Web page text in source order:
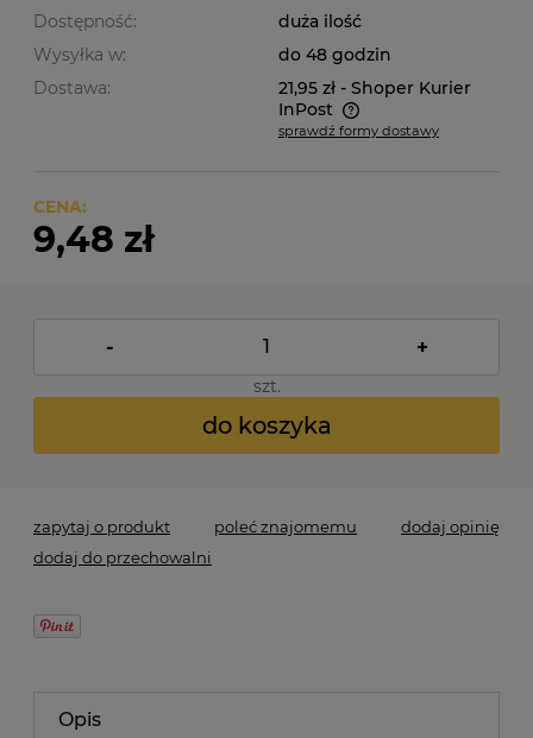
Dostępność:
duża ilość
Wysyłka w:
do 48 godzin
Dostawa:
21,95 zł - Shoper Kurier
InPost
Cena nie zawiera ewentualnych kosztów płatności
sprawdź formy dostawy
CENA:
9,48 zł
- +
szt.
do koszyka
zapytaj o produkt poleć znajomemu
dodaj opinię
dodaj do przechowalni
Opis